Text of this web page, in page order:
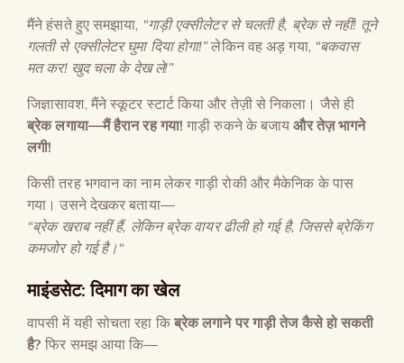
मैंने हंसते हुए समझाया, “गाड़ी एक्सीलेटर से चलती है, ब्रेक से नहीं! तूने
गलती से एक्सीलेटर घुमा दिया होगा!”लेकिन वह अड़ गया, “बकवास
मत कर! खुद चला के देख ले!”
जिज्ञासावश, मैंने स्कूटर स्टार्ट किया और तेज़ी से निकला। जैसे ही
ब्रेक लगाया—मैं हैरान रह गया! गाड़ी रुकने के बजायऔर तेज़ भागने
लगी!
किसी तरह भगवान का नाम लेकर गाड़ी रोकी और मैकेनिक के पास
गया। उसने देखकर बताया—
“ब्रेक खराब नहीं हैं, लेकिन ब्रेक वायर ढीली हो गई है, जिससे ब्रेकिंग
कमजोर हो गई है।“
माइंडसेट:दिमाग का खेल
वापसी में यही सोचता रहा किब्रेक लगाने पर गाड़ी तेज कैसे हो सकती
है? फिर समझ आया कि—